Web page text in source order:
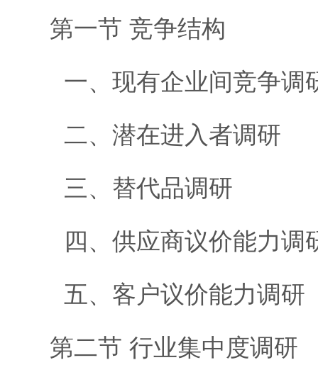
第一节 竞争结构
一、现有企业间竞争调
二、潜在进入者调研
三、替代品调研
四、供应商议价能力调
五、客户议价能力调研
第二节 行业集中度调研